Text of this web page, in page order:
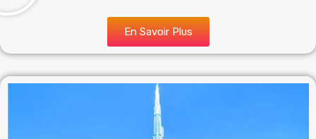
En Savoir Plus